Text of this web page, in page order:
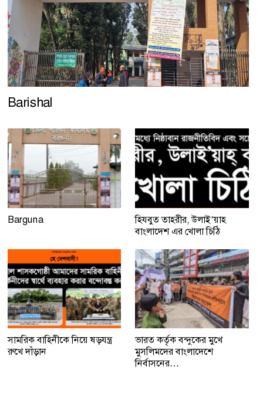
Barishal
Barguna
হিযবুত তাহরীর, উলাই’য়াহ
বাংলাদেশ এর খোলা চিঠি
সামরিক বাহিনীকে নিয়ে ষড়যন্ত্র
রুখে দাঁড়ান
ভারত কর্তৃক বন্দুকের মুখে
মুসলিমদের বাংলাদেশে
নির্বাসনের…